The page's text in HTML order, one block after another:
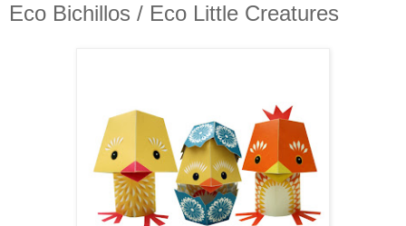
Eco Bichillos / Eco Little Creatures